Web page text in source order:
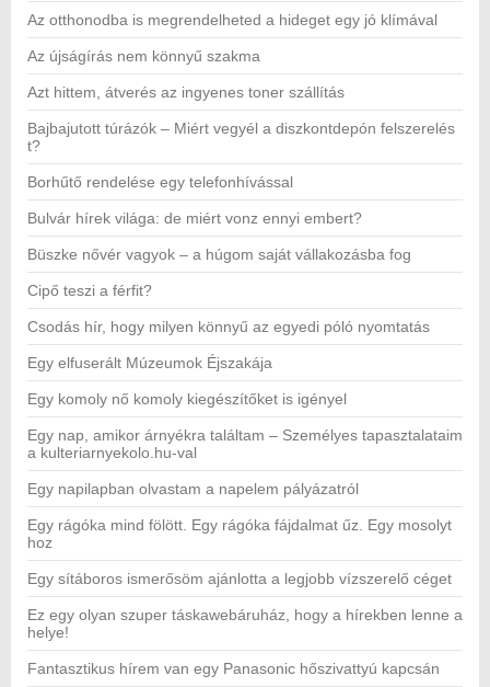
Az otthonodba is megrendelheted a hideget egy jó klímával
Az újságírás nem könnyű szakma
Azt hittem, átverés az ingyenes toner szállítás
Bajbajutott túrázók – Miért vegyél a diszkontdepón felszerelés
t?
Borhűtő rendelése egy telefonhívással
Bulvár hírek világa: de miért vonz ennyi embert?
Büszke nővér vagyok – a húgom saját vállakozásba fog
Cipő teszi a férfit?
Csodás hír, hogy milyen könnyű az egyedi póló nyomtatás
Egy elfuserált Múzeumok Éjszakája
Egy komoly nő komoly kiegészítőket is igényel
Egy nap, amikor árnyékra találtam – Személyes tapasztalataim
a kulteriarnyekolo.hu-val
Egy napilapban olvastam a napelem pályázatról
Egy rágóka mind fölött. Egy rágóka fájdalmat űz. Egy mosolyt
hoz
Egy sítáboros ismerősöm ajánlotta a legjobb vízszerelő céget
Ez egy olyan szuper táskawebáruház, hogy a hírekben lenne a
helye!
Fantasztikus hírem van egy Panasonic hőszivattyú kapcsán